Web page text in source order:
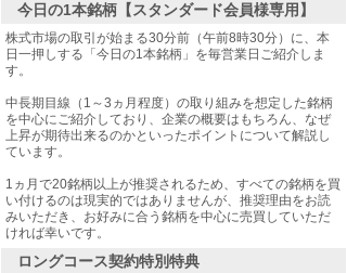
今日の1本銘柄【スタンダード会員様専用】
株式市場の取引が始まる30分前（午前8時30分）に、本
日一押しする「今日の1本銘柄」を毎営業日ご紹介しま
す。
中長期目線（1～3ヵ月程度）の取り組みを想定した銘柄
を中心にご紹介しており、企業の概要はもちろん、なぜ
上昇が期待出来るのかといったポイントについて解説し
ています。
1ヵ月で20銘柄以上が推奨されるため、すべての銘柄を買
い付けるのは現実的ではありませんが、推奨理由をお読
みいただき、お好みに合う銘柄を中心に売買していただ
ければ幸いです。
ロングコース契約特別特典